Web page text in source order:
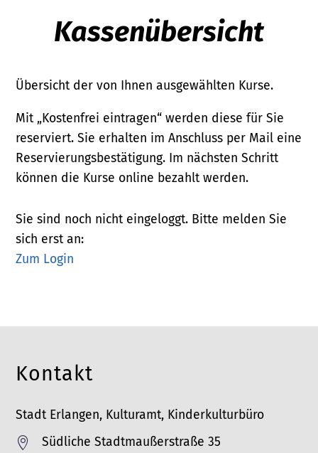
Kassenübersicht
Übersicht der von Ihnen ausgewählten Kurse.
Mit „Kostenfrei eintragen“ werden diese für Sie
reserviert. Sie erhalten im Anschluss per Mail eine
Reservierungsbestätigung. Im nächsten Schritt
können die Kurse online bezahlt werden.
Sie sind noch nicht eingeloggt. Bitte melden Sie
sich erst an:
Zum Login
Kontakt
Stadt Erlangen, Kulturamt, Kinderkulturbüro

Südliche Stadtmaußerstraße 35